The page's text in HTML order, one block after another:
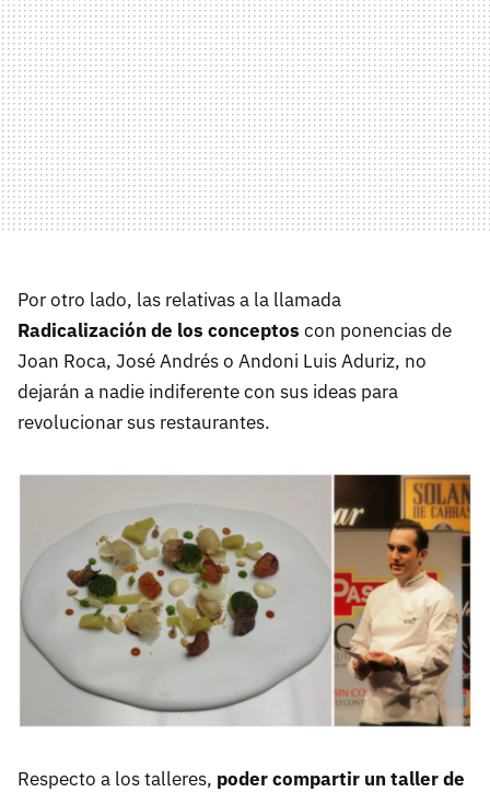
Por otro lado, las relativas a la llamada
Radicalización de los conceptos con ponencias de
Joan Roca, José Andrés o Andoni Luis Aduriz, no
dejarán a nadie indiferente con sus ideas para
revolucionar sus restaurantes.
Respecto a los talleres, poder compartir un taller de